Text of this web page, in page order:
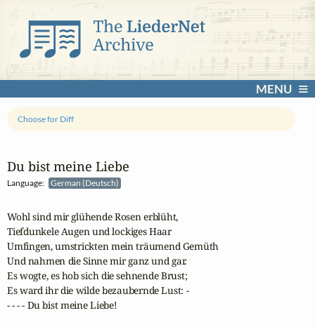
MENU
Du bist meine Liebe
Language: German (Deutsch)
Choose for Diff
Wohl sind mir glühende Rosen erblüht,
Tiefdunkele Augen und lockiges Haar
Umfingen, umstrickten mein träumend Gemüth
Und nahmen die Sinne mir ganz und gar.
Es wogte, es hob sich die sehnende Brust;
Es ward ihr die wilde bezaubernde Lust: -
- - - - Du bist meine Liebe!